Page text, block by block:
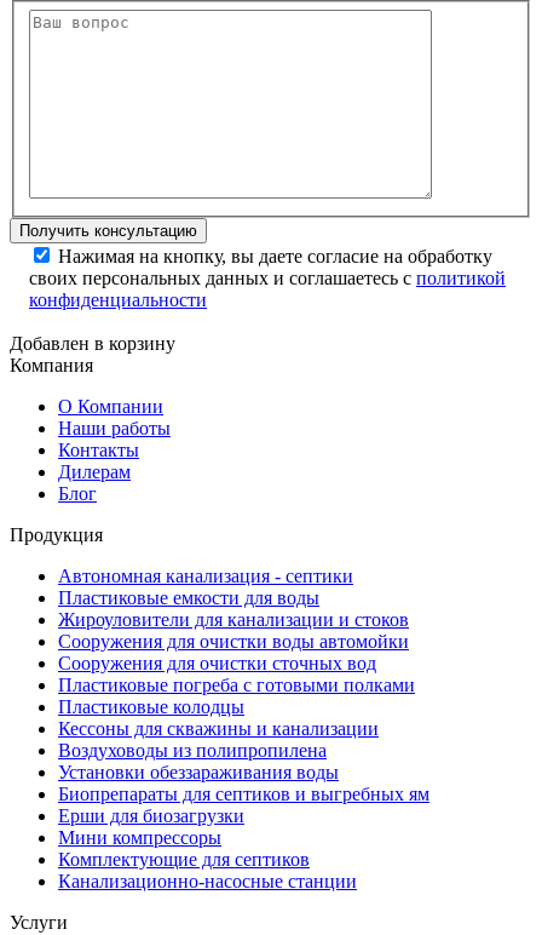
Нажимая на кнопку, вы даете согласие на обработку
своих персональных данных и соглашаетесь с политикой
конфиденциальности
Добавлен в корзину
Компания
О Компании
Наши работы
Контакты
Дилерам
Блог
Продукция
Автономная канализация - септики
Пластиковые емкости для воды
Жироуловители для канализации и стоков
Сооружения для очистки воды автомойки
Сооружения для очистки сточных вод
Пластиковые погреба с готовыми полками
Пластиковые колодцы
Кессоны для скважины и канализации
Воздуховоды из полипропилена
Установки обеззараживания воды
Биопрепараты для септиков и выгребных ям
Ерши для биозагрузки
Мини компрессоры
Комплектующие для септиков
Канализационно-насосные станции
Услуги